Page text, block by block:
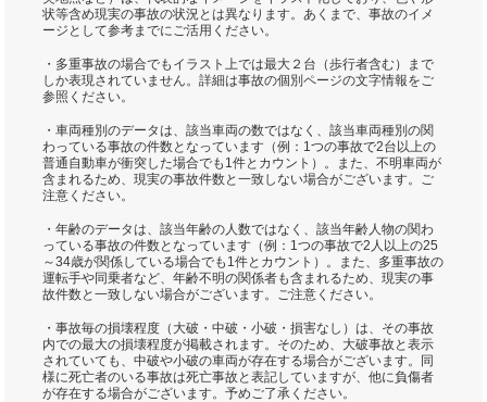
状等含め現実の事故の状況とは異なります。あくまで、事故のイメ
ージとして参考までにご活用ください。
・多重事故の場合でもイラスト上では最大２台（歩行者含む）まで
しか表現されていません。詳細は事故の個別ページの文字情報をご
参照ください。
・車両種別のデータは、該当車両の数ではなく、該当車両種別の関
わっている事故の件数となっています（例：1つの事故で2台以上の
普通自動車が衝突した場合でも1件とカウント）。また、不明車両が
含まれるため、現実の事故件数と一致しない場合がございます。ご
注意ください。
・年齢のデータは、該当年齢の人数ではなく、該当年齢人物の関わ
っている事故の件数となっています（例：1つの事故で2人以上の25
～34歳が関係している場合でも1件とカウント）。また、多重事故の
運転手や同乗者など、年齢不明の関係者も含まれるため、現実の事
故件数と一致しない場合がございます。ご注意ください。
・事故毎の損壊程度（大破・中破・小破・損害なし）は、その事故
内での最大の損壊程度が掲載されます。そのため、大破事故と表示
されていても、中破や小破の車両が存在する場合がございます。同
様に死亡者のいる事故は死亡事故と表記していますが、他に負傷者
が存在する場合がございます。予めご了承ください。